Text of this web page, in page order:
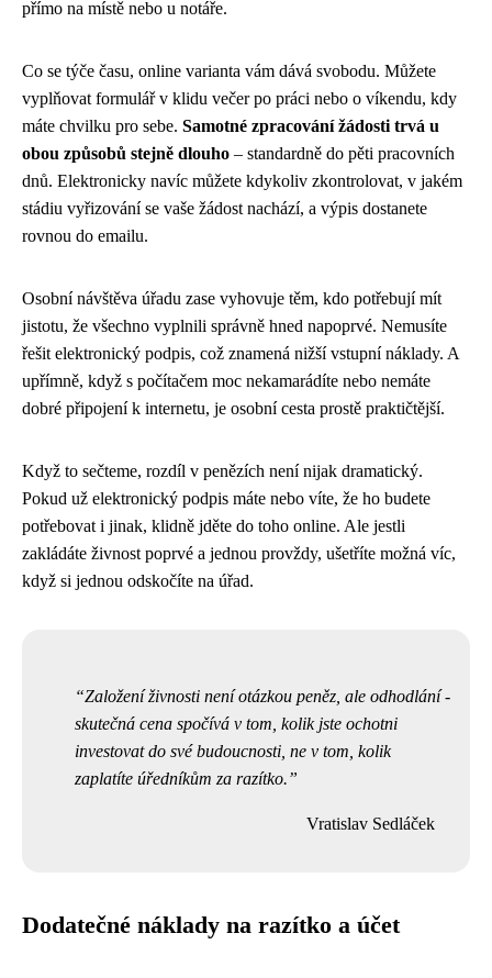
přímo na místě nebo u notáře.
Co se týče času, online varianta vám dává svobodu. Můžete
vyplňovat formulář v klidu večer po práci nebo o víkendu, kdy
máte chvilku pro sebe. Samotné zpracování žádosti trvá u
obou způsobů stejně dlouho – standardně do pěti pracovních
dnů. Elektronicky navíc můžete kdykoliv zkontrolovat, v jakém
stádiu vyřizování se vaše žádost nachází, a výpis dostanete
rovnou do emailu.
Osobní návštěva úřadu zase vyhovuje těm, kdo potřebují mít
jistotu, že všechno vyplnili správně hned napoprvé. Nemusíte
řešit elektronický podpis, což znamená nižší vstupní náklady. A
upřímně, když s počítačem moc nekamarádíte nebo nemáte
dobré připojení k internetu, je osobní cesta prostě praktičtější.
Když to sečteme, rozdíl v penězích není nijak dramatický.
Pokud už elektronický podpis máte nebo víte, že ho budete
potřebovat i jinak, klidně jděte do toho online. Ale jestli
zakládáte živnost poprvé a jednou provždy, ušetříte možná víc,
když si jednou odskočíte na úřad.
Založení živnosti není otázkou peněz, ale odhodlání -
skutečná cena spočívá v tom, kolik jste ochotni
investovat do své budoucnosti, ne v tom, kolik
zaplatíte úředníkům za razítko.
Vratislav Sedláček
Dodatečné náklady na razítko a účet